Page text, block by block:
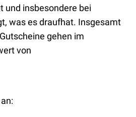
und insbesondere bei
was es draufhat. Insgesamt
gehen im
von